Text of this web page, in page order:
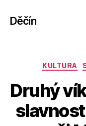
Děčín
KULTURA
Druhý